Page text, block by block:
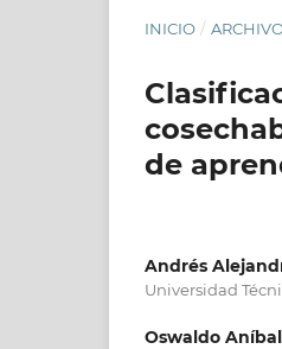
INICIO /
de
Andrés
Universidad
Oswaldo